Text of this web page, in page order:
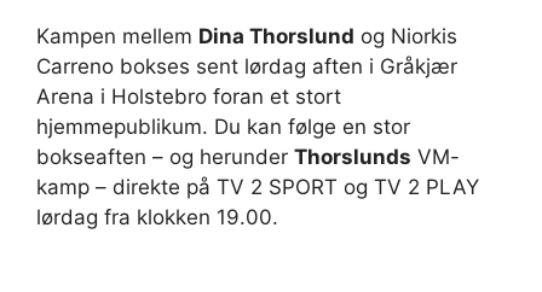
Kampen mellem Dina Thorslund og Niorkis
Carreno bokses sent lørdag aften i Gråkjær
Arena i Holstebro foran et stort
hjemmepublikum. Du kan følge en stor
bokseaften – og herunder Thorslunds VM-
kamp – direkte på TV 2 SPORT og TV 2 PLAY
lørdag fra klokken 19.00.